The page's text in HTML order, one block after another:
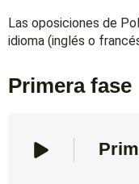
Las oposiciones de
idioma (inglés o
Primera fase